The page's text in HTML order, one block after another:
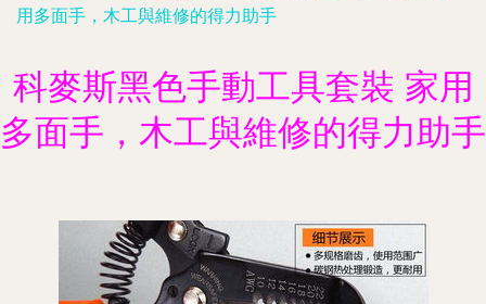
用多面手，木工與維修的得力助手
科麥斯黑色手動工具套裝 家用
多面手，木工與維修的得力助手